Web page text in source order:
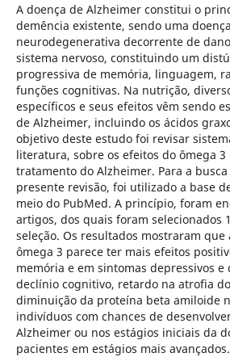
A doença de Alzheimer constitui o
demência existente, sendo uma
neurodegenerativa decorrente de
sistema nervoso, constituindo um
progressiva de memória, linguagem,
funções cognitivas. Na nutrição,
específicos e seus efeitos vêm sendo
de Alzheimer, incluindo os ácidos
objetivo deste estudo foi revisar
literatura, sobre os efeitos do ômega 3
tratamento do Alzheimer. Para a
presente revisão, foi utilizado a base
meio do PubMed. A princípio, foram
artigos, dos quais foram selecionados
seleção. Os resultados mostraram
ômega 3 parece ter mais efeitos
memória e em sintomas depressivos e
declínio cognitivo, retardo na atrofia
diminuição da proteína beta amiloide
indivíduos com chances de
Alzheimer ou nos estágios iniciais da
pacientes em estágios mais avançados.